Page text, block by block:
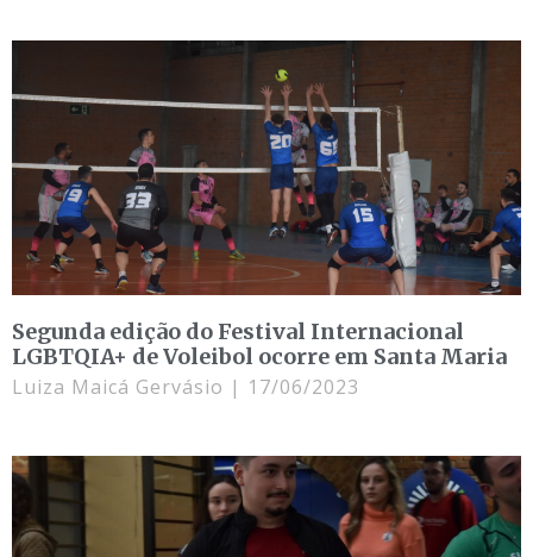
Segunda edição do Festival Internacional
LGBTQIA+ de Voleibol ocorre em Santa Maria
Luiza Maicá Gervásio 17/06/2023